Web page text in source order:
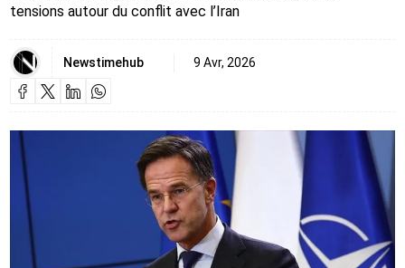
tensions autour du conflit avec l’Iran
Newstimehub 9 Avr, 2026